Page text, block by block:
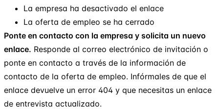
La empresa ha desactivado el enlace
La oferta de empleo se ha cerrado
Ponte en contacto con la empresa y solicita un nuevo
enlace. Responde al correo electrónico de invitación o
ponte en contacto a través de la información de
contacto de la oferta de empleo. Infórmales de que el
enlace devuelve un error 404 y que necesitas un enlace
de entrevista actualizado.